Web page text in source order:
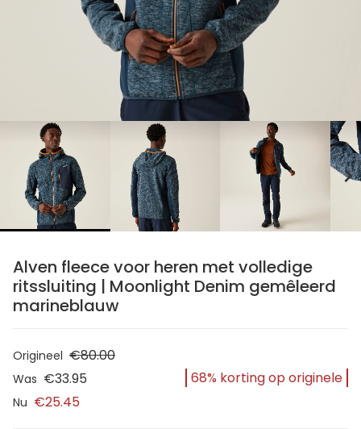
chevron_right
Alven fleece voor heren met volledige
ritssluiting | Moonlight Denim gemêleerd
marineblauw
Origineel €80.00
Was €33.95
Nu €25.45
68% korting op originele